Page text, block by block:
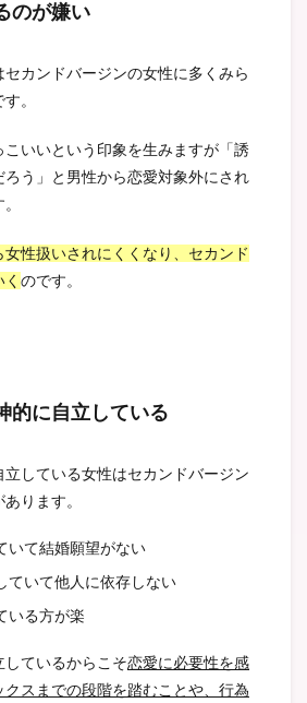
のが嫌い
カンドバージンの女性に多くみら
。
こいいという印象を生みますが「誘
ろう」と男性から恋愛対象外にされ
女性扱いされにくくなり、セカンド
のです。
的に自立している
している女性はセカンドバージン
ります。
いて結婚願望がない
ていて他人に依存しない
いる方が楽
しているからこそ恋愛に必要性を感
クスまでの段階を踏むことや、行為